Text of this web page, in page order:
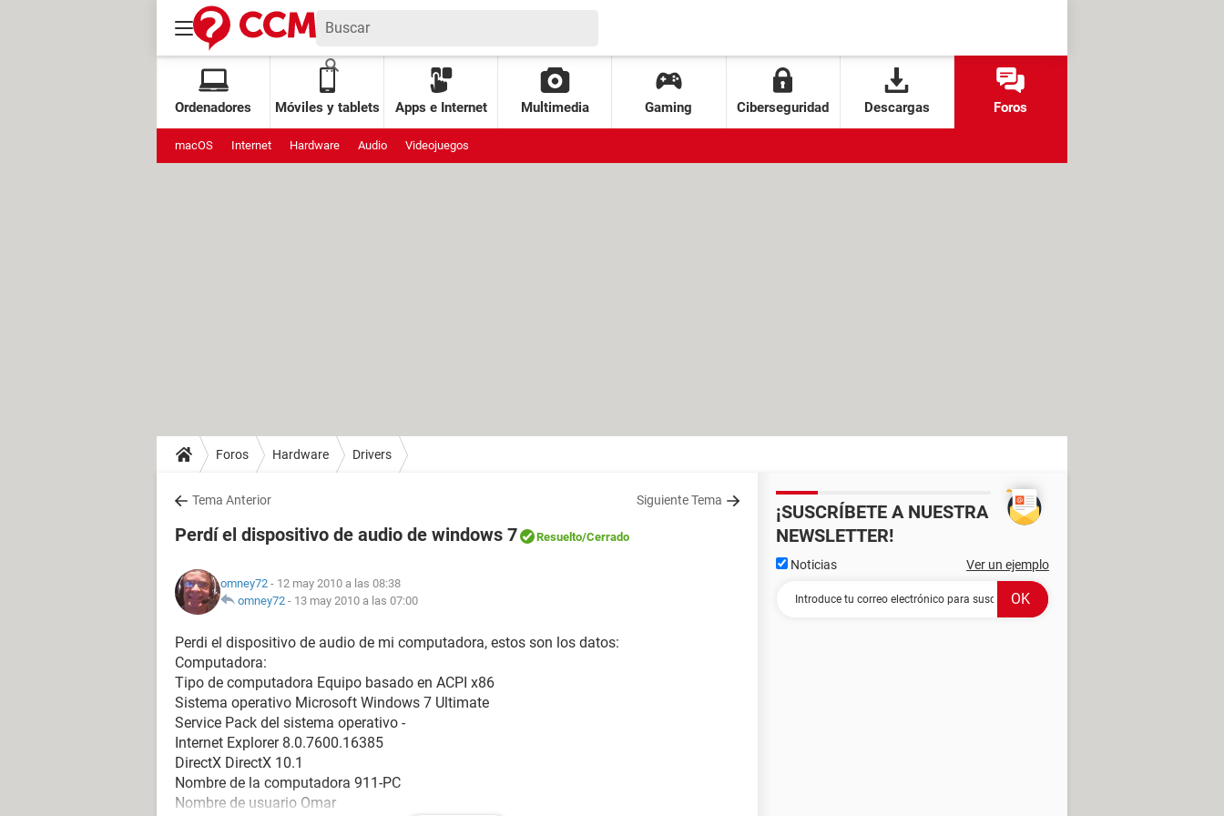
Ordenadores Móviles y tablets Apps e Internet Multimedia Gaming Ciberseguridad Descargas Foros
macOS Internet Hardware Audio Videojuegos
Foros Hardware Drivers
Tema Anterior Siguiente Tema
Perdí el dispositivo de audio de windows 7 Resuelto/Cerrado
omney72 - 12 may 2010 a las 08:38
omney72 - 13 may 2010 a las 07:00
Perdi el dispositivo de audio de mi computadora, estos son los datos:
Computadora:
Tipo de computadora Equipo basado en ACPI x86
Sistema operativo Microsoft Windows 7 Ultimate
Service Pack del sistema operativo -
Internet Explorer 8.0.7600.16385
DirectX DirectX 10.1
Nombre de la computadora 911-PC
Nombre de usuario Omar
¡SUSCRÍBETE A NUESTRA
NEWSLETTER!
Noticias Ver un ejemplo